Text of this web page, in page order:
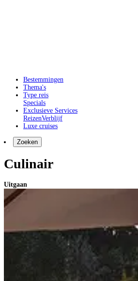
Bestemmingen
Thema's
Type reis
Specials
Exclusieve Services
ReizenVerblijf
Luxe cruises
Zoeken
Culinair
Uitgaan